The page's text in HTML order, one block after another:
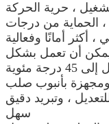
، الحماية من درجات
، أكثر أمانًا وفعالية
ويمكن أن تعمل بشكل
مئوية
ومجهزة بأنبوب صلب
، وتبريد دقيق
سهل